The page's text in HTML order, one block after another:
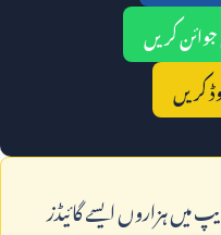
کریں
کریں
ميں ہزاروں ايسے گائيڈز